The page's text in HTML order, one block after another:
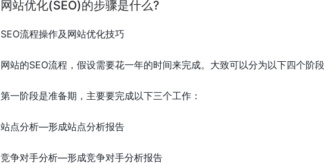
网站优化(SEO)的步骤是什么?
SEO流程操作及网站优化技巧
网站的SEO流程，假设需要花一年的时间来完成。大致可以分为以下四个阶段
第一阶段是准备期，主要要完成以下三个工作：
站点分析—形成站点分析报告
竞争对手分析—形成竞争对手分析报告